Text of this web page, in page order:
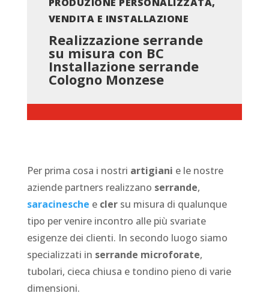
VENDITA E INSTALLAZIONE
Realizzazione serrande
su misura con BC
Installazione serrande
Cologno Monzese
Per prima cosa i nostri artigiani e le nostre
aziende partners realizzano serrande,
saracinesche e clersu misura di qualunque
tipo per venire incontro alle più svariate
esigenze dei clienti. In secondo luogo siamo
specializzati in serrande microforate,
tubolari, cieca chiusa e tondino pieno di varie
dimensioni.